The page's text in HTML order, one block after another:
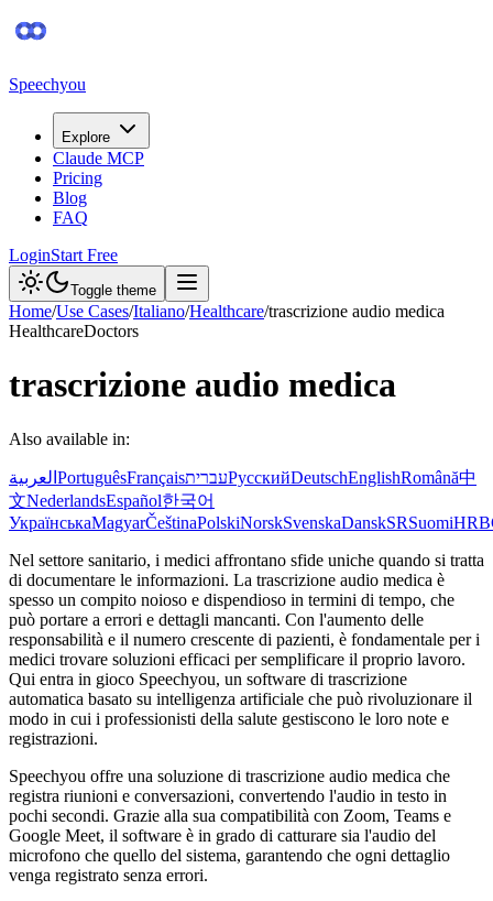
Speechyou
Explore
Claude MCP
Pricing
Blog
FAQ
LoginStart Free
Toggle theme
Home/Use Cases/Italiano/Healthcare/trascrizione audio medica
HealthcareDoctors
trascrizione audio medica
Also available in:
العربية PortuguêsFrançaisעבריתРусскийDeutschEnglishRomână中
文NederlandsEspañol한국어
УкраїнськаMagyarČeštinaPolskiNorskSvenskaDanskSRSuomiHR
Nel settore sanitario, i medici affrontano sfide uniche quando si tratta
di documentare le informazioni. La trascrizione audio medica è
spesso un compito noioso e dispendioso in termini di tempo, che
può portare a errori e dettagli mancanti. Con l'aumento delle
responsabilità e il numero crescente di pazienti, è fondamentale per i
medici trovare soluzioni efficaci per semplificare il proprio lavoro.
Qui entra in gioco Speechyou, un software di trascrizione
automatica basato su intelligenza artificiale che può rivoluzionare il
modo in cui i professionisti della salute gestiscono le loro note e
registrazioni.
Speechyou offre una soluzione di trascrizione audio medica che
registra riunioni e conversazioni, convertendo l'audio in testo in
pochi secondi. Grazie alla sua compatibilità con Zoom, Teams e
Google Meet, il software è in grado di catturare sia l'audio del
microfono che quello del sistema, garantendo che ogni dettaglio
venga registrato senza errori.